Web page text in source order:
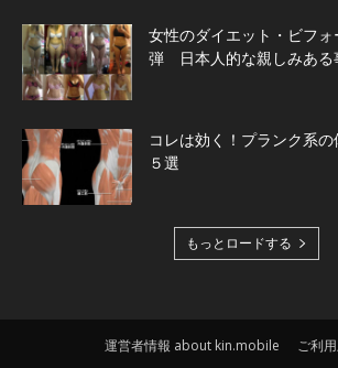
女性のダイエット・ビフ
弾 日本人的な親しみある
コレは効く！プランク系
５選
もっとロードする
運営者情報 about kin.mobile ご利